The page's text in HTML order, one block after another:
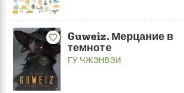
favorite_border
Guweiz. Мерцание в
темноте
ГУ ЧЖЭНВЭИ